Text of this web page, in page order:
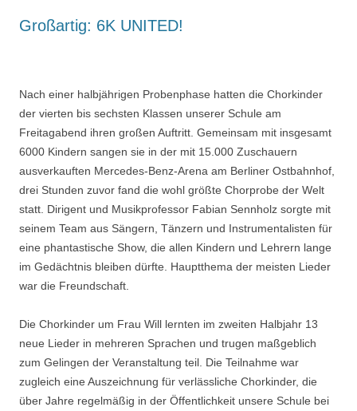
Großartig: 6K UNITED!
Nach einer halbjährigen Probenphase hatten die Chorkinder
der vierten bis sechsten Klassen unserer Schule am
Freitagabend ihren großen Auftritt. Gemeinsam mit insgesamt
6000 Kindern sangen sie in der mit 15.000 Zuschauern
ausverkauften Mercedes-Benz-Arena am Berliner Ostbahnhof,
drei Stunden zuvor fand die wohl größte Chorprobe der Welt
statt. Dirigent und Musikprofessor Fabian Sennholz sorgte mit
seinem Team aus Sängern, Tänzern und Instrumentalisten für
eine phantastische Show, die allen Kindern und Lehrern lange
im Gedächtnis bleiben dürfte. Hauptthema der meisten Lieder
war die Freundschaft.
Die Chorkinder um Frau Will lernten im zweiten Halbjahr 13
neue Lieder in mehreren Sprachen und trugen maßgeblich
zum Gelingen der Veranstaltung teil. Die Teilnahme war
zugleich eine Auszeichnung für verlässliche Chorkinder, die
über Jahre regelmäßig in der Öffentlichkeit unsere Schule bei